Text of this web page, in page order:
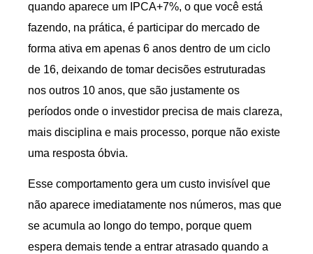
quando aparece um IPCA+7%, o que você está
fazendo, na prática, é participar do mercado de
forma ativa em apenas 6 anos dentro de um ciclo
de 16, deixando de tomar decisões estruturadas
nos outros 10 anos, que são justamente os
períodos onde o investidor precisa de mais clareza,
mais disciplina e mais processo, porque não existe
uma resposta óbvia.
Esse comportamento gera um custo invisível que
não aparece imediatamente nos números, mas que
se acumula ao longo do tempo, porque quem
espera demais tende a entrar atrasado quando a